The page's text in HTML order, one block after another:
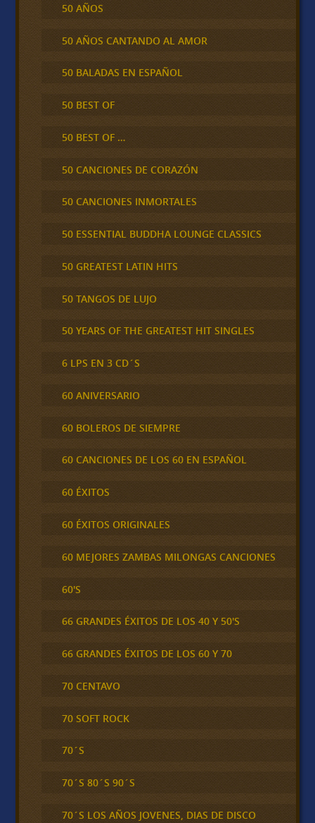
50 AÑOS
50 AÑOS CANTANDO AL AMOR
50 BALADAS EN ESPAÑOL
50 BEST OF
50 BEST OF …
50 CANCIONES DE CORAZÓN
50 CANCIONES INMORTALES
50 ESSENTIAL BUDDHA LOUNGE CLASSICS
50 GREATEST LATIN HITS
50 TANGOS DE LUJO
50 YEARS OF THE GREATEST HIT SINGLES
6 LPS EN 3 CD´S
60 ANIVERSARIO
60 BOLEROS DE SIEMPRE
60 CANCIONES DE LOS 60 EN ESPAÑOL
60 ÉXITOS
60 ÉXITOS ORIGINALES
60 MEJORES ZAMBAS MILONGAS CANCIONES
60'S
66 GRANDES ÉXITOS DE LOS 40 Y 50'S
66 GRANDES ÉXITOS DE LOS 60 Y 70
70 CENTAVO
70 SOFT ROCK
70´S
70´S 80´S 90´S
70´S LOS AÑOS JOVENES, DIAS DE DISCO